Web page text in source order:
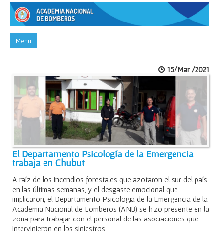
Menu
ACADEMIA
PREGUNTAS FRECUENTES
BIBLIOTECA
EVENTOS
CONTACTO
15/Mar /2021
El Departamento Psicología de la Emergencia
trabaja en Chubut
A raíz de los incendios forestales que azotaron el sur del país
en las últimas semanas, y el desgaste emocional que
implicaron, el Departamento Psicología de la Emergencia de la
Academia Nacional de Bomberos (ANB) se hizo presente en la
zona para trabajar con el personal de las asociaciones que
intervinieron en los siniestros.